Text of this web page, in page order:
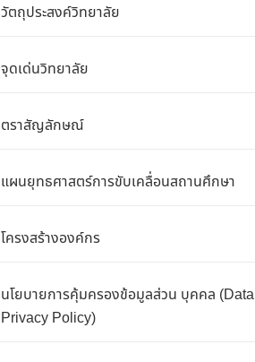
วัตถุประสงค์วิทยาลัย
จุดเด่นวิทยาลัย
ตราสัญลักษณ์
แผนยุทธศาสตร์การขับเคลื่อนสถานศึกษา
โครงสร้างองค์กร
นโยบายการคุ้มครองข้อมูลส่วน บุคคล (Data
Privacy Policy)